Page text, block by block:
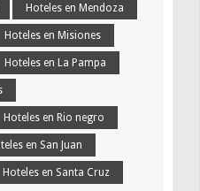
Hoteles en Mendoza
Hoteles en Misiones
Hoteles en La Pampa
Hoteles en Rio negro
en San Juan
Hoteles en Santa Cruz